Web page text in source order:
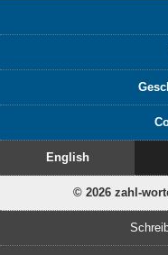
English
© 2026 zahl-